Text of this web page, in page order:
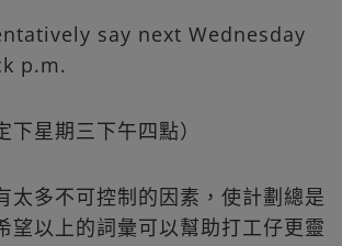
say next Wednesday
p.m.
下星期三下午四點）
太多不可控制的因素，使計劃總是
望以上的詞彙可以幫助打工仔更靈